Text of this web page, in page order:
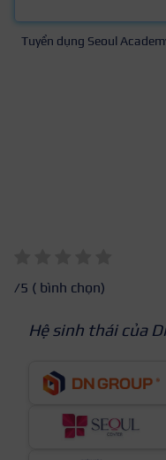
Tuyển dụng Seoul
/5 ( bình chọn)
Hệ sinh thái của